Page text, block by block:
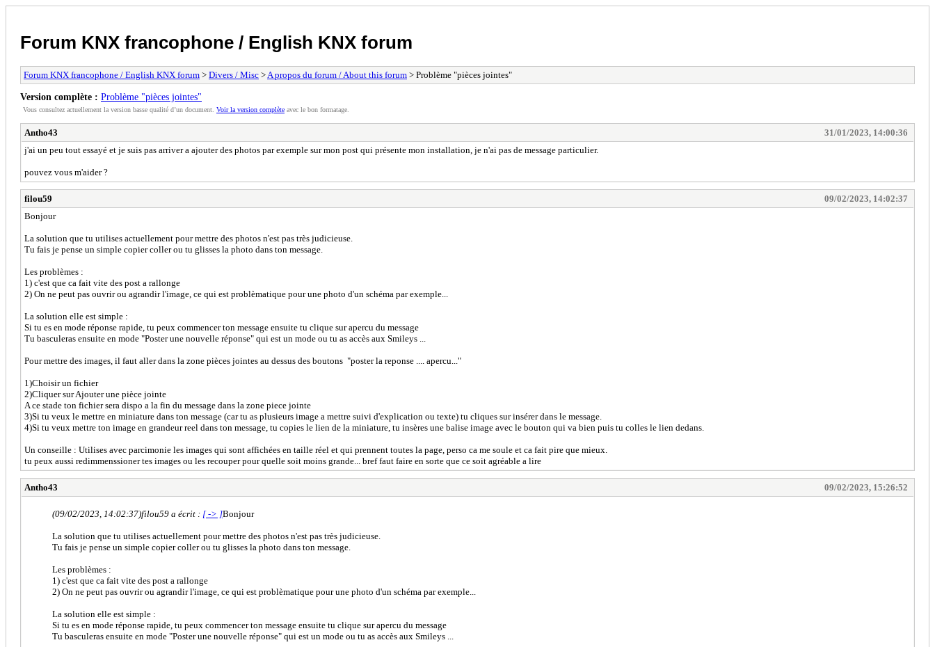
Forum KNX francophone / English KNX forum
Forum KNX francophone / English KNX forum > Divers / Misc > A propos du forum / About this forum > Problème "pièces jointes"
Version complète : Problème "pièces jointes"
Vous consultez actuellement la version basse qualité d’un document. Voir la version complète avec le bon formatage.
Antho43
31/01/2023, 14:00:36
j'ai un peu tout essayé et je suis pas arriver a ajouter des photos par exemple sur mon post qui présente mon installation, je n'ai pas de message particulier.
pouvez vous m'aider ?
filou59
09/02/2023, 14:02:37
Bonjour
La solution que tu utilises actuellement pour mettre des photos n'est pas très judicieuse.
Tu fais je pense un simple copier coller ou tu glisses la photo dans ton message.
Les problèmes :
1) c'est que ca fait vite des post a rallonge
2) On ne peut pas ouvrir ou agrandir l'image, ce qui est problèmatique pour une photo d'un schéma par exemple...
La solution elle est simple :
Si tu es en mode réponse rapide, tu peux commencer ton message ensuite tu clique sur apercu du message
Tu basculeras ensuite en mode "Poster une nouvelle réponse" qui est un mode ou tu as accès aux Smileys ...
Pour mettre des images, il faut aller dans la zone pièces jointes au dessus des boutons "poster la reponse .... apercu..."
1)Choisir un fichier
2)Cliquer sur Ajouter une pièce jointe
A ce stade ton fichier sera dispo a la fin du message dans la zone piece jointe
3)Si tu veux le mettre en miniature dans ton message (car tu as plusieurs image a mettre suivi d'explication ou texte) tu cliques sur insérer dans le message.
4)Si tu veux mettre ton image en grandeur reel dans ton message, tu copies le lien de la miniature, tu insères une balise image avec le bouton qui va bien puis tu colles le lien dedans.
Un conseille : Utilises avec parcimonie les images qui sont affichées en taille réel et qui prennent toutes la page, perso ca me soule et ca fait pire que mieux.
tu peux aussi redimmenssioner tes images ou les recouper pour quelle soit moins grande... bref faut faire en sorte que ce soit agréable a lire
Antho43 09/02/2023, 15:26:52
(09/02/2023, 14:02:37)filou59 a écrit : [ -> ]Bonjour
La solution que tu utilises actuellement pour mettre des photos n'est pas très judicieuse.
Tu fais je pense un simple copier coller ou tu glisses la photo dans ton message.
Les problèmes :
1) c'est que ca fait vite des post a rallonge
2) On ne peut pas ouvrir ou agrandir l'image, ce qui est problèmatique pour une photo d'un schéma par exemple...
La solution elle est simple :
Si tu es en mode réponse rapide, tu peux commencer ton message ensuite tu clique sur apercu du message
Tu basculeras ensuite en mode "Poster une nouvelle réponse" qui est un mode ou tu as accès aux Smileys ...